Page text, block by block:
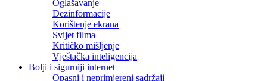
Oglašavanje
Dezinformacije
Korištenje ekrana
Svijet filma
Kritičko mišljenje
Vještačka inteligencija
Bolji i sigurniji internet
Opasni i neprimjereni sadržaji